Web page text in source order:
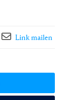
Link mailen